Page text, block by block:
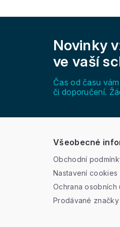
Novinky
ve vaší
Čas od času
či doporučení.
Všeobecné
Obchodní
Nastavení cookies
Ochrana osobních
Prodávané značky